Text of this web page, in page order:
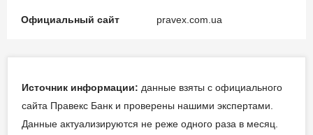
Официальный сайт pravex.com.ua
Источник информации: данные взяты с официального
сайта Правекс Банк и проверены нашими экспертами.
Данные актуализируются не реже одного раза в месяц.